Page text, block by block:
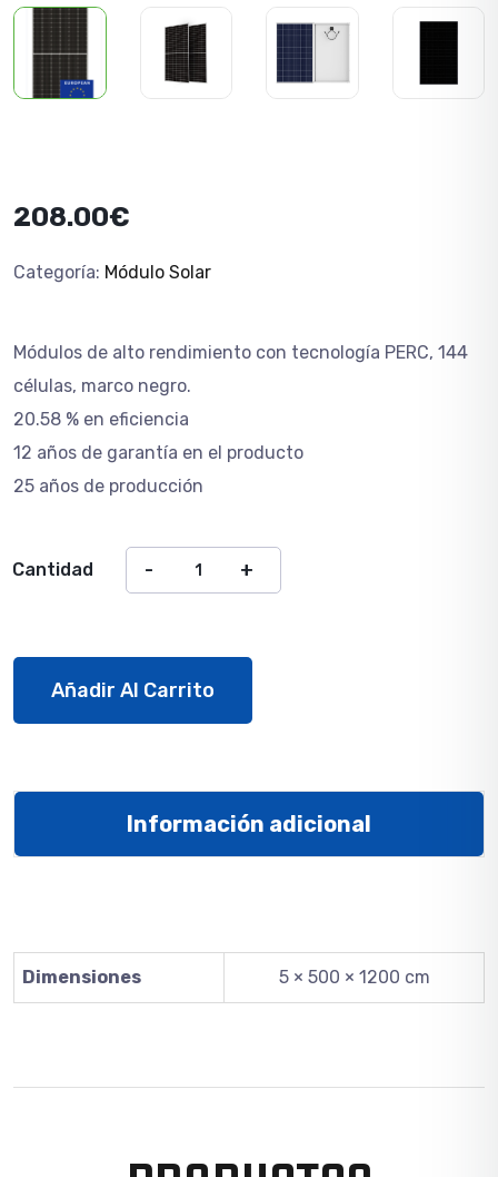
208.00€
Categoría: Módulo Solar
Módulos de alto rendimiento con tecnología PERC, 144
cé lulas, marco negro.
20.58 % en eficiencia
12 años de garantía en el producto
25 años de producción
Cantidad
Añadir Al Carrito
Información adicional
Dimensiones 5 × 500 × 1200 cm